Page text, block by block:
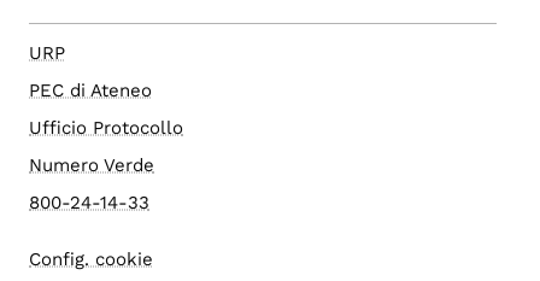
URP
PEC di Ateneo
Ufficio Protocollo
Numero Verde
800-24-14-33
Config. cookie